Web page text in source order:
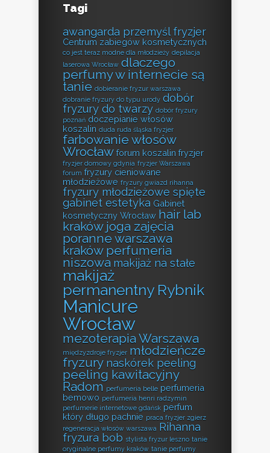
Tagi
awangarda przemyśl fryzjer
Centrum zabiegów kosmetycznych
co jest teraz modne dla młodzieży depilacja
laserowa Wrocław dlaczego
perfumy w internecie są
tanie dobieranie fryzur warszawa
dobranie fryzury do typu urody dobór
fryzury do twarzy dobór fryzury
poznań doczepianie włosów
koszalin duda ruda śląska fryzjer
farbowanie włosów
Wrocław forum koszalin fryzjer
fryzjer domowy gdynia fryzjer Warszawa
forum fryzury cieniowane
młodzieżowe fryzury gwiazd rihanna
fryzury młodzieżowe spięte
gabinet estetyka Gabinet
kosmetyczny Wrocław hair lab
kraków joga zajęcia
poranne warszawa
kraków perfumeria
niszowa makijaż na stałe
makijaż
permanentny Rybnik
Manicure
Wrocław
mezoterapia Warszawa
międzyzdroje fryzjer młodzieńcze
fryzury naskórek peeling
peeling kawitacyjny
Radom perfumeria belle perfumeria
bemowo perfumeria henri radzymin
perfumerie internetowe gdańsk perfum
który długo pachnie praca fryzjer zgierz
regeneracja włosów warszawa Rihanna
fryzura bob stylista fryzur leszno tanie
oryginalne perfumy kraków tanie perfumy